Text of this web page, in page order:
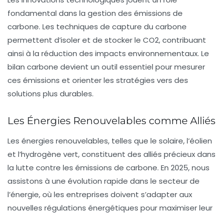
fondamental dans la gestion des émissions de
carbone. Les techniques de capture du carbone
permettent d’isoler et de stocker le CO2, contribuant
ainsi à la réduction des impacts environnementaux. Le
bilan carbone devient un outil essentiel pour mesurer
ces émissions et orienter les stratégies vers des
solutions plus durables.
Les Énergies Renouvelables comme Alliés
Les énergies renouvelables, telles que le solaire, l’éolien
et l’hydrogène vert, constituent des alliés précieux dans
la lutte contre les émissions de carbone. En 2025, nous
assistons à une évolution rapide dans le secteur de
l’énergie, où les entreprises doivent s’adapter aux
nouvelles régulations énergétiques pour maximiser leur